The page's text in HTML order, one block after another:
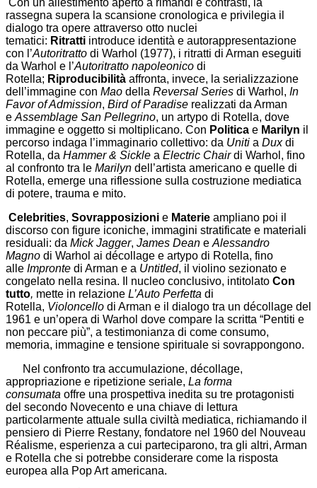
Con un allestimento aperto a rimandi e contrasti, la
rassegna supera la scansione cronologica e privilegia il
dialogo tra opere attraverso otto nuclei
tematici: Ritratti introduce identità e autorappresentazione
con l’Autoritratto di Warhol (1977), i ritratti di Arman eseguiti
da Warhol e l’Autoritratto napoleonico di
Rotella; Riproducibilità affronta, invece, la serializzazione
dell’immagine con Mao della Reversal Series di Warhol, In
Favor of Admission, Bird of Paradise realizzati da Arman
e Assemblage San Pellegrino, un artypo di Rotella, dove
immagine e oggetto si moltiplicano. Con Politica e Marilyn il
percorso indaga l’immaginario collettivo: da Uniti a Duxdi
Rotella, da Hammer & Sickle a Electric Chairdi Warhol, fino
al confronto tra le Marilyn dell’artista americano e quelle di
Rotella, emerge una riflessione sulla costruzione mediatica
di potere, trauma e mito.
Celebrities, Sovrapposizioni e Materie ampliano poi il
discorso con figure iconiche, immagini stratificate e materiali
residuali: da Mick Jagger, James Dean e Alessandro
Magno di Warhol ai décollage e artypo di Rotella, fino
alle Impronte di Arman e a Untitled, il violino sezionato e
congelato nella resina. Il nucleo conclusivo, intitolato Con
tutto, mette in relazione L’Auto Perfetta di
Rotella, Violoncello di Arman e il dialogo tra un décollage del
1961 e un’opera di Warhol dove compare la scritta “Pentiti e
non peccare più”, a testimonianza di come consumo,
memoria, immagine e tensione spirituale si sovrappongono.
Nel confronto tra accumulazione, décollage,
appropriazione e ripetizione seriale, La forma
consumata offre una prospettiva inedita su tre protagonisti
del secondo Novecento e una chiave di lettura
particolarmente attuale sulla civiltà mediatica, richiamando il
pensiero di Pierre Restany, fondatore nel 1960 del Nouveau
Réalisme, esperienza a cui parteciparono, tra gli altri, Arman
e Rotella che si potrebbe considerare come la risposta
europea alla Pop Art americana.